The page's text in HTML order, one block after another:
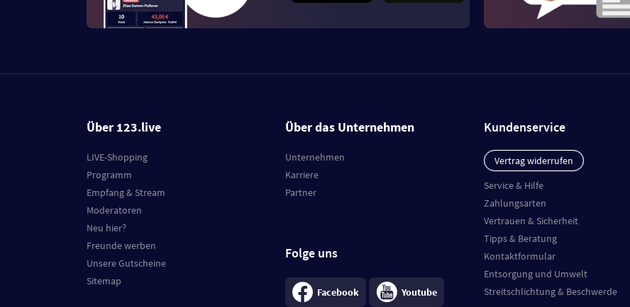
Über 123.live
LIVE-Shopping
Programm
Empfang & Stream
Moderatoren
Neu hier?
Freunde werben
Unsere Gutscheine
Sitemap
Über das Unternehmen
Unternehmen
Karriere
Partner
Folge uns
Facebook Youtube
Kundenservice
Vertrag widerrufen
Service & Hilfe
Zahlungsarten
Vertrauen & Sicherheit
Tipps & Beratung
Kontaktformular
Entsorgung und Umwelt
Streitschlichtung & Beschwerde